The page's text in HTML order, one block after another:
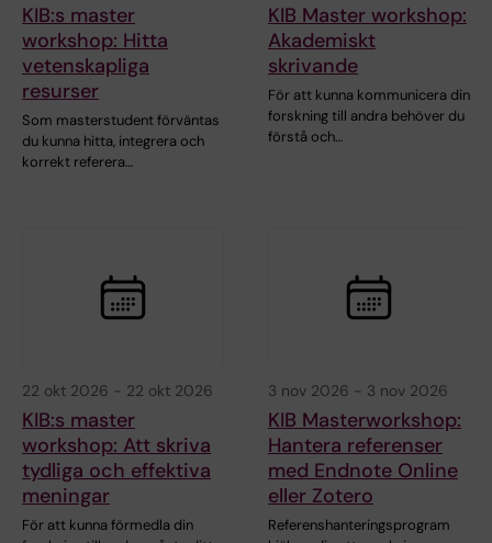
KIB:s master
workshop: Hitta
vetenskapliga
resurser
Som masterstudent förväntas
du kunna hitta, integrera och
korrekt referera…
KIB Master workshop:
Akademiskt
skrivande
För att kunna kommunicera din
forskning till andra behöver du
förstå och…
22 okt 2026 - 22 okt 2026
KIB:s master
workshop: Att skriva
tydliga och effektiva
meningar
För att kunna förmedla din
3 nov 2026 - 3 nov 2026
KIB Masterworkshop:
Hantera referenser
med Endnote Online
eller Zotero
Referenshanteringsprogram